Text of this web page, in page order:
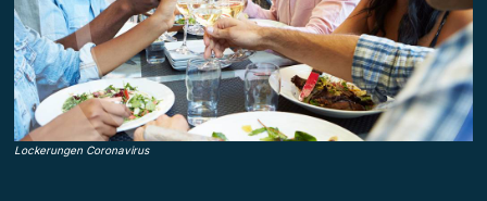
Lockerungen Coronavirus